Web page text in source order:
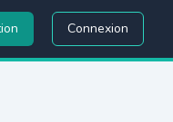
Connexion